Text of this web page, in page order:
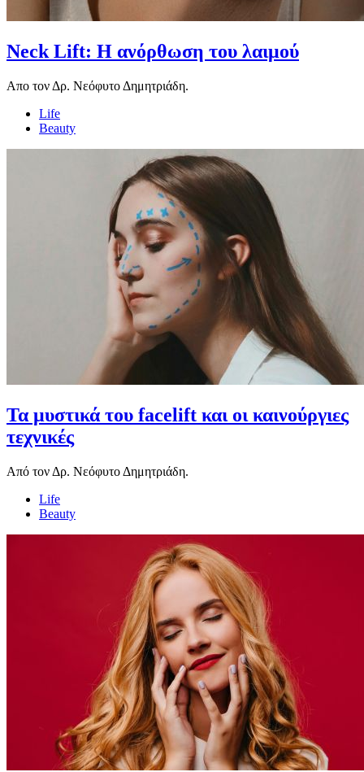
Neck Lift: Η ανόρθωση του λαιμού
Απο τον Δρ. Νεόφυτο Δημητριάδη.
Life
Beauty
Τα μυστικά του facelift και οι καινούργιες
τεχνικές
Από τον Δρ. Νεόφυτο Δημητριάδη.
Life
Beauty